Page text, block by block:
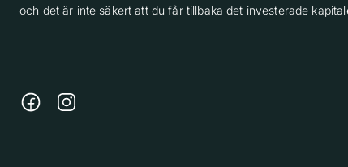
och det är inte säkert att du får tillbaka det investerade